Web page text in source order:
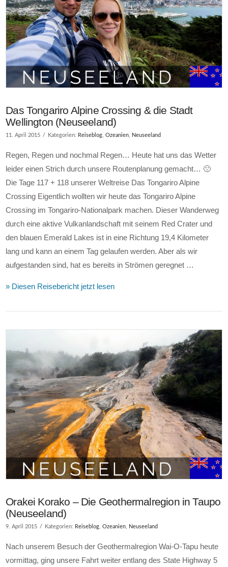
VIEW POST
Das Tongariro Alpine Crossing & die Stadt
Wellington (Neuseeland)
11. April 2015 Kategorien: Reiseblog,Ozeanien, Neuseeland
Regen, Regen und nochmal Regen… Heute hat uns das Wetter
leider einen Strich durch unsere Routenplanung gemacht… 🙁
Die Tage 117 + 118 unserer Weltreise Das Tongariro Alpine
Crossing Eigentlich wollten wir heute das Tongariro Alpine
Crossing im Tongariro-Nationalpark machen. Dieser Wanderweg
durch eine aktive Vulkanlandschaft mit seinem Red Crater und
den blauen Emerald Lakes ist in eine Richtung 19,4 Kilometer
lang und kann an einem Tag gelaufen werden. Aber als wir
aufgestanden sind, hat es bereits in Strömen geregnet …
» Diesen Reisebericht jetzt lesen
Orakei Korako – Die Geothermalregion in Taupo
(Neuseeland)
9. April 2015 Kategorien: Reiseblog ,Ozeanien Neuseeland
Nach unserem Besuch der Geothermalregion Wai-O-Tapu heute
vormittag, ging unsere Fahrt weiter entlang des State Highway 5